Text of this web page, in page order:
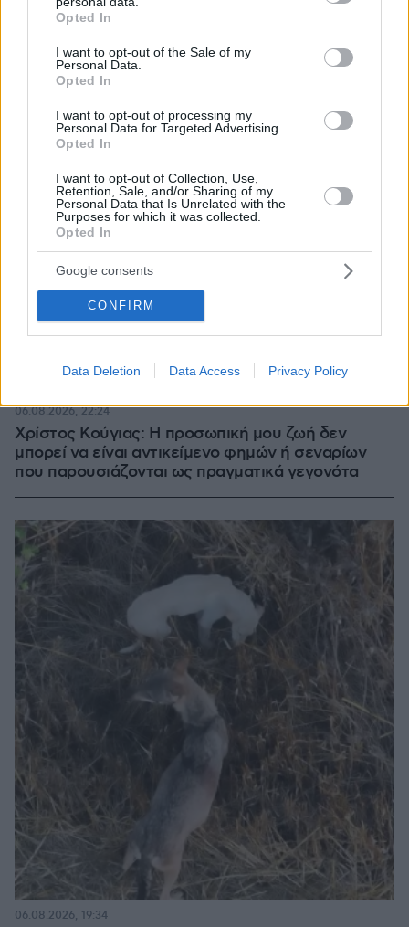
grant or deny consent to Google and its third-party tags to
use your data for below specified purposes in below Google
consent section.
Opted In
I want to opt-out of the Sale of my
Personal Data.
Opted In
I want to opt-out of processing my
Personal Data for Targeted Advertising.
Opted In
I want to opt-out of Collection, Use,
Retention, Sale, and/or Sharing of my
Personal Data that Is Unrelated with the
Purposes for which it was collected.
Opted In
Google consents
CONFIRM
Data Deletion Data Access Privacy Policy
Χρίστος Κούγιας: Η προσωπική μου ζωή δεν
μπορεί να είναι αντικείμενο φημών ή σεναρίων
που παρουσιάζονται ως πραγματικά γεγονότα
06.08.2026, 22:24
06.08.2026, 19:34